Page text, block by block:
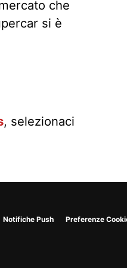
che
si è
, selezionaci
Notifiche Push Preferenze